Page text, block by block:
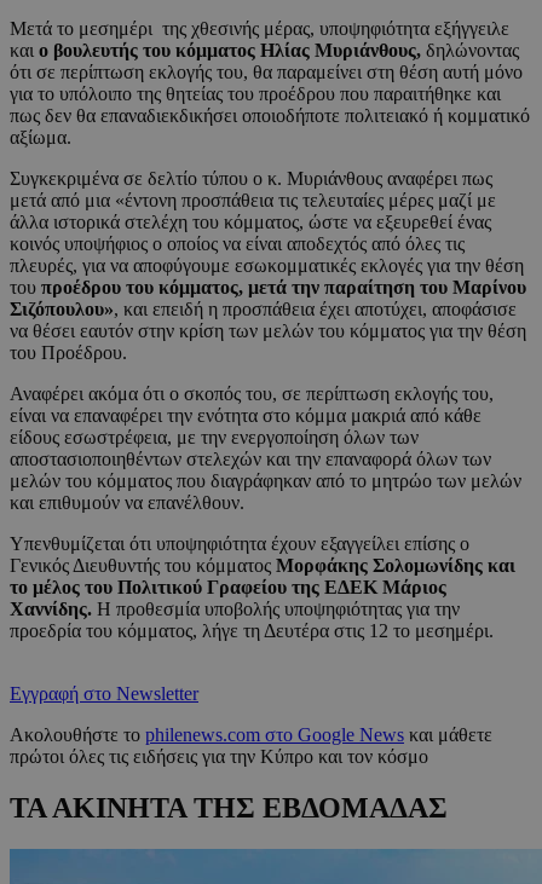
Μετά το μεσημέρι της χθεσινής μέρας, υποψηφιότητα εξήγγειλε
και ο βουλευτής του κόμματος Ηλίας Μυριάνθους, δηλώνοντας
ότι σε περίπτωση εκλογής του, θα παραμείνει στη θέση αυτή μόνο
για το υπόλοιπο της θητείας του προέδρου που παραιτήθηκε και
πως δεν θα επαναδιεκδικήσει οποιοδήποτε πολιτειακό ή κομματικό
αξίωμα.
Συγκεκριμένα σε δελτίο τύπου ο κ. Μυριάνθους αναφέρει πως
μετά από μια «έντονη προσπάθεια τις τελευταίες μέρες μαζί με
άλλα ιστορικά στελέχη του κόμματος, ώστε να εξευρεθεί ένας
κοινός υποψήφιος ο οποίος να είναι αποδεχτός από όλες τις
πλευρές, για να αποφύγουμε εσωκομματικές εκλογές για την θέση
του προέδρου του κόμματος, μετά την παραίτηση του Μαρίνου
Σιζόπουλου», και επειδή η προσπάθεια έχει αποτύχει, αποφάσισε
να θέσει εαυτόν στην κρίση των μελών του κόμματος για την θέση
του Προέδρου.
Αναφέρει ακόμα ότι ο σκοπός του, σε περίπτωση εκλογής του,
είναι να επαναφέρει την ενότητα στο κόμμα μακριά από κάθε
είδους εσωστρέφεια, με την ενεργοποίηση όλων των
αποστασιοποιηθέντων στελεχών και την επαναφορά όλων των
μελών του κόμματος που διαγράφηκαν από το μητρώο των μελών
και επιθυμούν να επανέλθουν.
Υπενθυμίζεται ότι υποψηφιότητα έχουν εξαγγείλει επίσης ο
Γενικός Διευθυντής του κόμματος Μορφάκης Σολομωνίδης και
το μέλος του Πολιτικού Γραφείου της ΕΔΕΚ Μάριος
Χαννίδης. Η προθεσμία υποβολής υποψηφιότητας για την
προεδρία του κόμματος, λήγε τη Δευτέρα στις 12 το μεσημέρι.
Εγγραφή στο Newsletter
Ακολουθήστε το philenews.com στο Google News και μάθετε
πρώτοι όλες τις ειδήσεις για την Κύπρο και τον κόσμο
ΤΑ ΑΚΙΝΗΤΑ ΤΗΣ ΕΒΔΟΜΑΔΑΣ